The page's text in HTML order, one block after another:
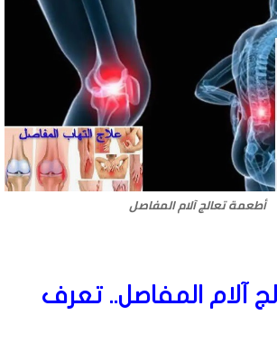
أطعمة تعالج آلام المفاصل
آلام المفاصل.. تعرف